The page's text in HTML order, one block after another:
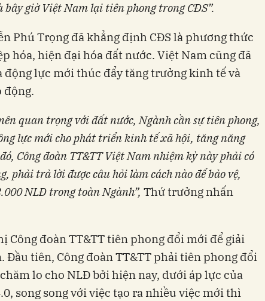
giờ Việt Nam lại tiên phong trong CĐS”.
Phú Trọng đã khẳng định CĐS là phương thức
hóa, hiện đại hóa đất nước. Việt Nam cũng đã
động lực mới thúc đẩy tăng trưởng kinh tế và
động.
quan trọng với đất nước,Ngành cần sự tiên phong,
lực mới cho phát triển kinh tế xã hội, tăng năng
đó, Công đoàn TT&TT Việt Nam nhiệm kỳ nàyphải có
, phải trả lời được câu hỏi làm cách nào để bảo vệ,
NLĐ trong toànNgành”, Thứ trưởng nhấn
Công đoàn TT&TT tiên phong đổi mới để giải
Đầu tiên, Công đoàn TT&TT phải tiên phong đổi
lo cho NLĐ bởi hiện nay, dưới áp lực của
song song với việc tạo ra nhiều việc mới thì